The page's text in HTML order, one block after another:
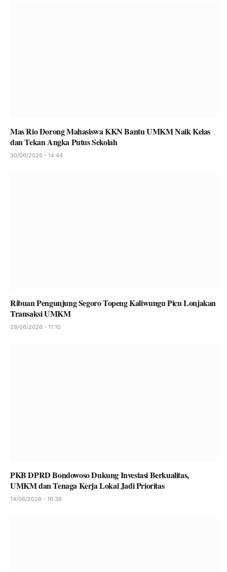
Mas Rio Dorong Mahasiswa KKN Bantu UMKM Naik Kelas
dan Tekan Angka Putus Sekolah
30/06/2026 - 14:44
Ribuan Pengunjung Segoro Topeng Kaliwungu Picu Lonjakan
Transaksi UMKM
29/06/2026 - 11:10
PKB DPRD Bondowoso Dukung Investasi Berkualitas,
UMKM dan Tenaga Kerja Lokal Jadi Prioritas
14/06/2026 - 16:38